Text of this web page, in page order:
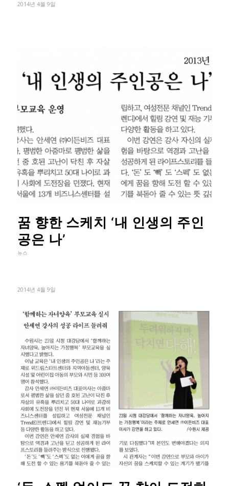
2014년 4월 9일
꿈 향한 스케치 ‘내 인생의 주인
공은 나’
뉴스
2014년 4월 9일